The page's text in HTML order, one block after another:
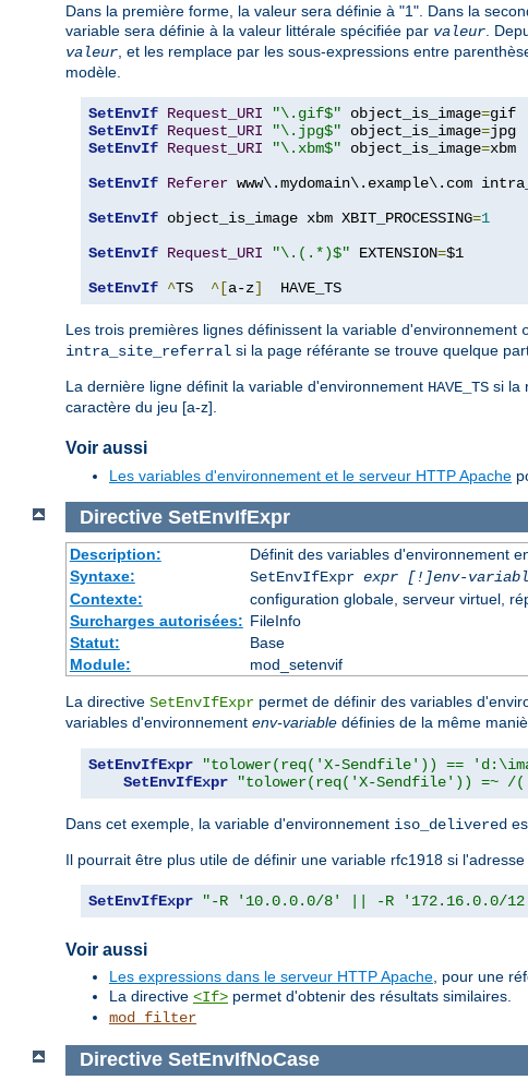
Dans la première forme, la valeur sera définie à "1". Dans la
variable sera définie à la valeur littérale spécifiée par valeur .
valeur , et les remplace par les sous-expressions entre
modèle.
SetEnvIf Request_URI "\.gif$" object_is_image=
SetEnvIf Request_URI "\.jpg$" object_is_image=
SetEnvIf Request_URI "\.xbm$" object_is_image=xbm
SetEnvIf Referer www\.mydomain\.example\.com
SetEnvIf object_is_image xbm XBIT_PROCESSING=1
SetEnvIf Request_URI "\.(.*)$" EXTENSION=$1
SetEnvIf ^TS ^[a-z]
  HAVE_TS
Les trois premières lignes définissent la variable d'environnement
intra_site_referral si la page référante se trouve quelque
La dernière ligne définit la variable d'environnement HAVE_TS si la
caractère du jeu [a-z].
Voir aussi
Les variables d'environnement et le serveur HTTP Apache
Directive SetEnvIfExpr
Description:
Définit des variables d'environnement
Syntaxe:
SetEnvIfExpr expr [!]env-
Contexte:
configuration globale, serveur virtuel,
Surcharges autorisées: FileInfo
Statut:
Base
Module:
mod_setenvif
La directive SetEnvIfExpr permet de définir des variables
variables d'environnement env-variable définies de la même
SetEnvIfExpr "tolower(req('X-Sendfile')) ==
SetEnvIfExpr
"tolower(req('X-Sendfile')) =~
Dans cet exemple, la variable d'environnement iso_delivered
Il pourrait être plus utile de définir une variable rfc1918 si
SetEnvIfExpr "-R '10.0.0.0/8' || -R '172.16.0.0/
Voir aussi
Les expressions dans le serveur HTTP Apache, pour une
La directive <If> permet d'obtenir des résultats similaires.
mod_filter
Directive SetEnvIfNoCase